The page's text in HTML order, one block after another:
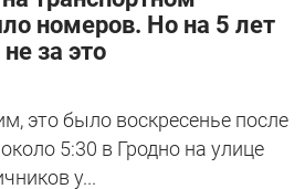
номеров. Но на 5 лет
за это
это было воскресенье после
5:30 в Гродно на улице
у...